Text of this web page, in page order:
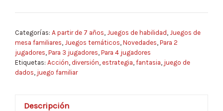
Categorías: A partir de 7 años, Juegos de habilidad , Juegos de
mesa familiares, Juegos temáticos, Novedades, Para 2
jugadores, Para 3 jugadores, Para 4 jugadores
Etiquetas: Acción, diversión, estrategia, fantasia, juego de
dados, juego familiar
Descripción